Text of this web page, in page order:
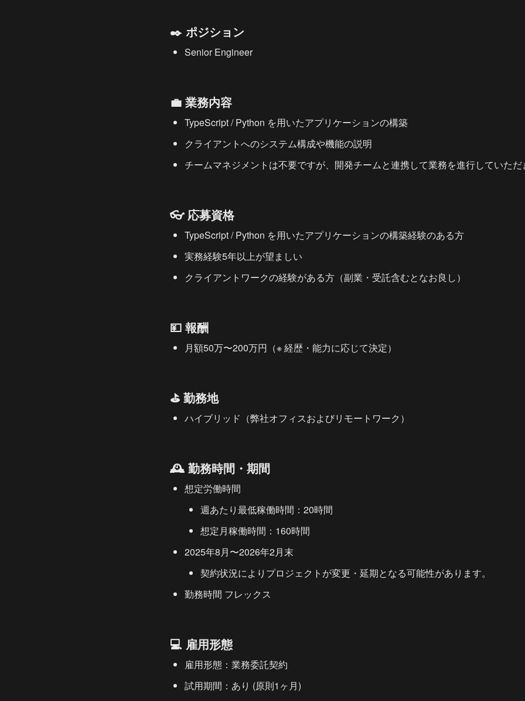
✒️ ポジション
Senior Engineer
💼 業務内容
TypeScript / Python を用いたアプリケーションの構築
クライアントへのシステム構成や機能の説明
チームマネジメントは不要ですが、開発チームと連携して業務を進行していただ
👓 応募資格
TypeScript / Python を用いたアプリケーションの構築経験のある方
実務経験5年以上が望ましい
クライアントワークの経験がある方（副業・受託含むとなお良し）
💴 報酬
月額50万〜200万円（※ 経歴・能力に応じて決定）
⛳ 勤務地
ハイブリッド（弊社オフィスおよびリモートワーク）
🕰️ 勤務時間・期間
想定労働時間
週あたり最低稼働時間：20時間
想定月稼働時間：160時間
2025年8月〜2026年2月末
契約状況によりプロジェクトが変更・延期となる可能性があります。
勤務時間 フレックス
💻 雇用形態
雇用形態：業務委託契約
試用期間：あり (原則1ヶ月)